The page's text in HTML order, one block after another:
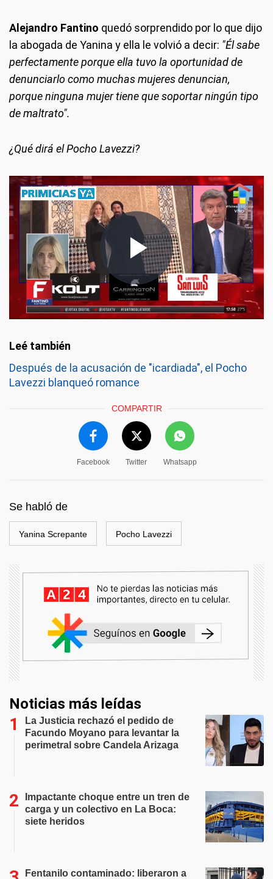
Alejandro Fantino quedó sorprendido por lo que dijo
la abogada de Yanina y ella le volvió a decir: "Él sabe
perfectamente porque ella tuvo la oportunidad de
denunciarlo como muchas mujeres denuncian,
porque ninguna mujer tiene que soportar ningún tipo
de maltrato".
¿Qué dirá el Pocho Lavezzi?
Después de la acusación de "icardiada", el Pocho
Lavezzi blanqueó romance
COMPARTIR
Facebook Twitter Whatsapp
Se habló de
Yanina Screpante Pocho Lavezzi
Noticias más leídas
La Justicia rechazó el pedido de
Facundo Moyano para levantar la
perimetral sobre Candela Arizaga
Impactante choque entre un tren de
carga y un colectivo en La Boca:
siete heridos
Fentanilo contaminado: liberaron a